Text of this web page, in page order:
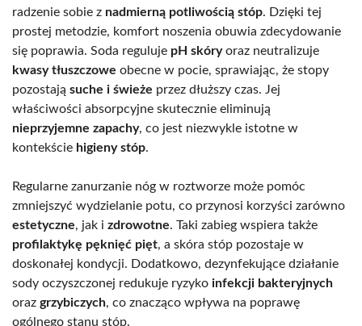
radzenie sobie z nadmierną potliwością stóp. Dzięki tej
prostej metodzie, komfort noszenia obuwia zdecydowanie
się poprawia. Soda reguluje pH skóryoraz neutralizuje
kwasy tłuszczowe obecne w pocie, sprawiając, że stopy
pozostają suche i świeże przez dłuższy czas. Jej
właściwości absorpcyjne skutecznie eliminują
nieprzyjemne zapachy, co jest niezwykle istotne w
kontekście higieny stóp.
Regularne zanurzanie nóg w roztworze może pomóc
zmniejszyć wydzielanie potu, co przynosi korzyści zarówno
estetyczne, jak i zdrowotne. Taki zabieg wspiera także
profilaktykę pęknięć pięt, a skóra stóp pozostaje w
doskonałej kondycji. Dodatkowo, dezynfekujące działanie
sody oczyszczonej redukuje ryzyko infekcji bakteryjnych
oraz grzybiczych, co znacząco wpływa na poprawę
ogólnego stanu stóp.